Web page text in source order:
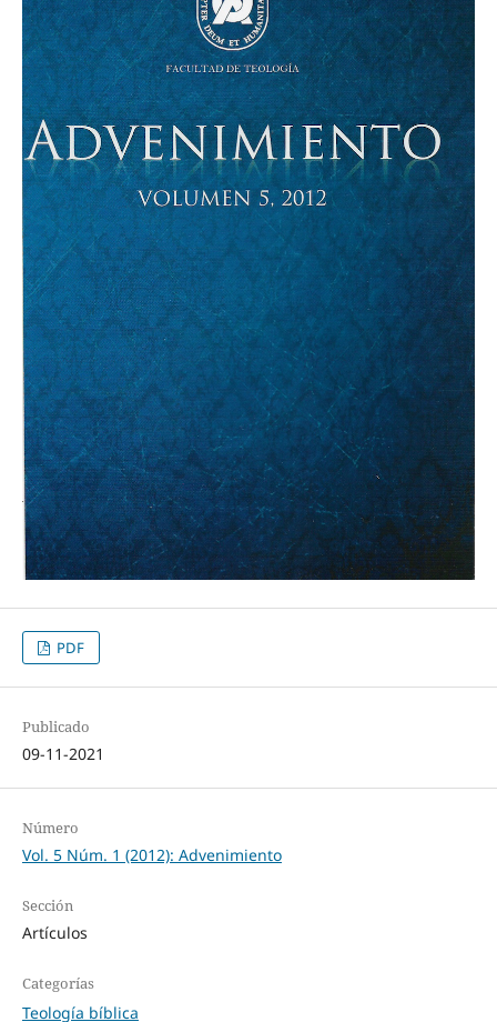
PDF
Publicado
09-11-2021
Número
Vol. 5 Núm. 1 (2012): Advenimiento
Sección
Artículos
Categorías
Teología bíblica